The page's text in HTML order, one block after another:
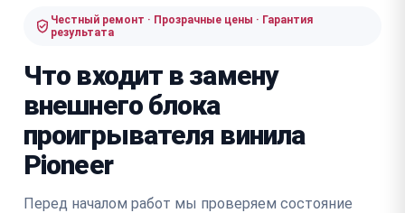
Честный ремонт · Прозрачные цены · Гарантия
результата
Что входит в замену
внешнего блока
проигрывателя винила
Pioneer
Перед началом работ мы проверяем состояние